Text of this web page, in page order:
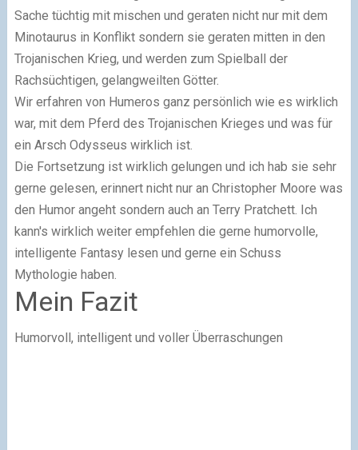
Sache tüchtig mit mischen und geraten nicht nur mit dem
Minotaurus in Konflikt sondern sie geraten mitten in den
Trojanischen Krieg, und werden zum Spielball der
Rachsüchtigen, gelangweilten Götter.
Wir erfahren von Humeros ganz persönlich wie es wirklich
war, mit dem Pferd des Trojanischen Krieges und was für
ein Arsch Odysseus wirklich ist.
Die Fortsetzung ist wirklich gelungen und ich hab sie sehr
gerne gelesen, erinnert nicht nur an Christopher Moore was
den Humor angeht sondern auch an Terry Pratchett. Ich
kann's wirklich weiter empfehlen die gerne humorvolle,
intelligente Fantasy lesen und gerne ein Schuss
Mythologie haben.
Mein Fazit
Humorvoll, intelligent und voller Überraschungen